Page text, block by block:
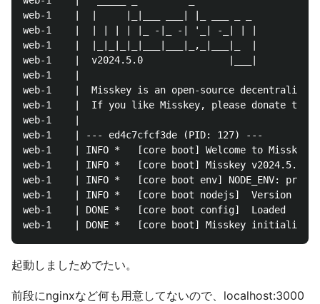
web-1    |  |     |_|___ ___| |_ ___ _ _
web-1    |  | | | | |_ -|_ -| '_| -_| | |
web-1    |  |_|_|_|_|___|___|_,_|___|_  |
web-1    |  v2024.5.0               |___|
web-1    |
web-1    |  Misskey is an open-source decentralized
web-1    |  If you like Misskey, please donate to
web-1    |
web-1    | --- ed4c7cfcf3de (PID: 127) ---
web-1    | INFO *	[core boot]	Welcome to Misskey!
web-1    | INFO *	[core boot]	Misskey v2024.5.0
web-1    | INFO *	[core boot env]	NODE_ENV: production
web-1    | INFO *	[core boot nodejs]	Version v20.12.2 detected.
web-1    | DONE *	[core boot config]	Loaded
起動しましためでたい。
前段にnginxなど何も用意してないので、localhost:3000